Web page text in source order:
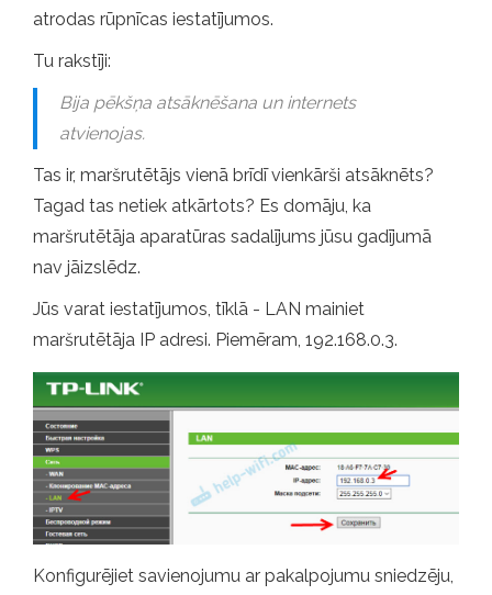
atrodas rūpnīcas iestatījumos.
Tu rakstīji:
Bija pēkšņa atsāknēšana un internets
atvienojas.
Tas ir, maršrutētājs vienā brīdī vienkārši atsāknēts?
Tagad tas netiek atkārtots? Es domāju, ka
maršrutētāja aparatūras sadalījums jūsu gadījumā
nav jāizslēdz.
Jūs varat iestatījumos, tīklā - LAN mainiet
maršrutētāja IP adresi. Piemēram, 192.168.0.3.
Konfigurējiet savienojumu ar pakalpojumu sniedzēju,